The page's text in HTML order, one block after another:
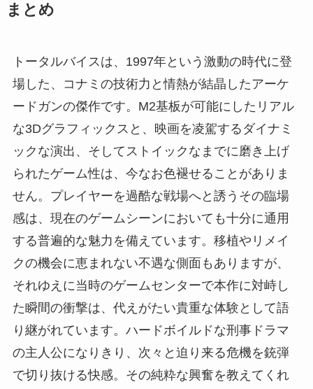
まとめ
トータルバイスは、1997年という激動の時代に登
場した、コナミの技術力と情熱が結晶したアーケ
ードガンの傑作です。M2基板が可能にしたリアル
な3Dグラフィックスと、映画を凌駕するダイナミ
ックな演出、そしてストイックなまでに磨き上げ
られたゲーム性は、今なお色褪せることがありま
せん。プレイヤーを過酷な戦場へと誘うその臨場
感は、現在のゲームシーンにおいても十分に通用
する普遍的な魅力を備えています。移植やリメイ
クの機会に恵まれない不遇な側面もありますが、
それゆえに当時のゲームセンターで本作に対峙し
た瞬間の衝撃は、代えがたい貴重な体験として語
り継がれています。ハードボイルドな刑事ドラマ
の主人公になりきり、次々と迫り来る危機を銃弾
で切り抜ける快感。その純粋な興奮を教えてくれ